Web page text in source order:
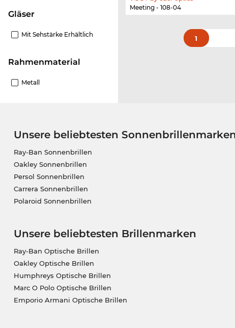
Gläser
Mit Sehstärke Erhältlich
Rahmenmaterial
Metall
Meeting - 108-04
1
Unsere beliebtesten
Ray-Ban Sonnenbrillen
Oakley Sonnenbrillen
Persol Sonnenbrillen
Carrera Sonnenbrillen
Polaroid Sonnenbrillen
Unsere beliebtesten Brillenmarken
Ray-Ban Optische Brillen
Oakley Optische Brillen
Humphreys Optische Brillen
Marc O Polo Optische Brillen
Emporio Armani Optische Brillen